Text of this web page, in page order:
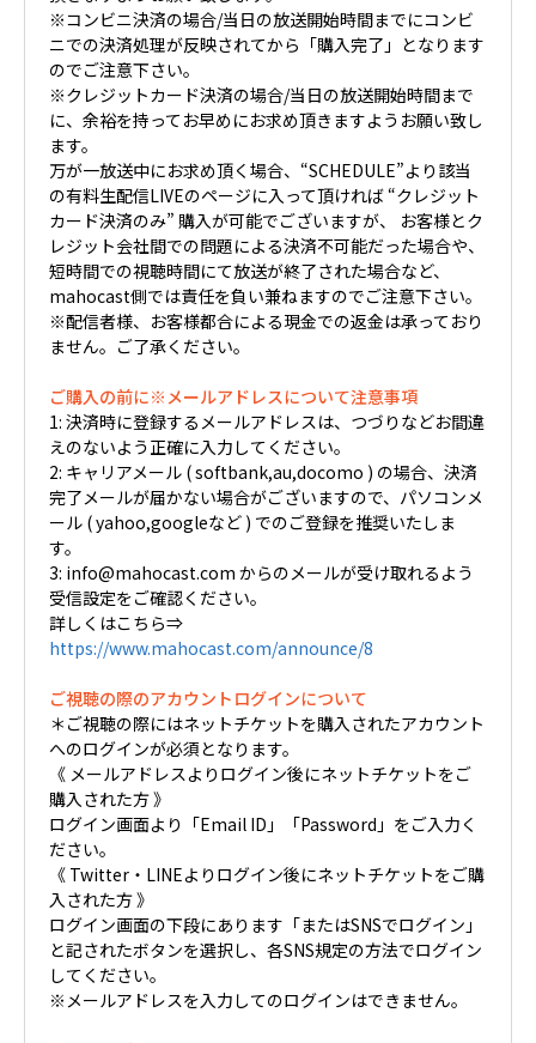
※コンビニ決済の場合/当日の放送開始時間までにコンビ
ニでの決済処理が反映されてから「購入完了」となります
のでご注意下さい。
※クレジットカード決済の場合/当日の放送開始時間まで
に、余裕を持ってお早めにお求め頂きますようお願い致し
ます。
万が一放送中にお求め頂く場合、“SCHEDULE”より該当
の有料生配信LIVEのページに入って頂ければ “クレジット
カード決済のみ” 購入が可能でございますが、 お客様とク
レジット会社間での問題による決済不可能だった場合や、
短時間での視聴時間にて放送が終了された場合など、
mahocast側では責任を負い兼ねますのでご注意下さい。
※配信者様、お客様都合による現金での返金は承っており
ません。ご了承ください。
ご購入の前に※メールアドレスについて注意事項
1: 決済時に登録するメールアドレスは、つづりなどお間違
えのないよう正確に入力してください。
2: キャリアメール ( softbank,au,docomo ) の場合、決済
完了メールが届かない場合がございますので、パソコンメ
ール ( yahoo,googleなど ) でのご登録を推奨いたしま
す。
3: info@mahocast.com からのメールが受け取れるよう
受信設定をご確認ください。
詳しくはこちら⇒
https://www.mahocast.com/announce/8
ご視聴の際のアカウントログインについて
＊ご視聴の際にはネットチケットを購入されたアカウント
へのログインが必須となります。
《 メールアドレスよりログイン後にネットチケットをご
購入された方 》
ログイン画面より「Email ID」「Password」をご入力く
ださい。
《 Twitter・LINEよりログイン後にネットチケットをご購
入された方 》
ログイン画面の下段にあります「またはSNSでログイン」
と記されたボタンを選択し、各SNS規定の方法でログイン
してください。
※メールアドレスを入力してのログインはできません。